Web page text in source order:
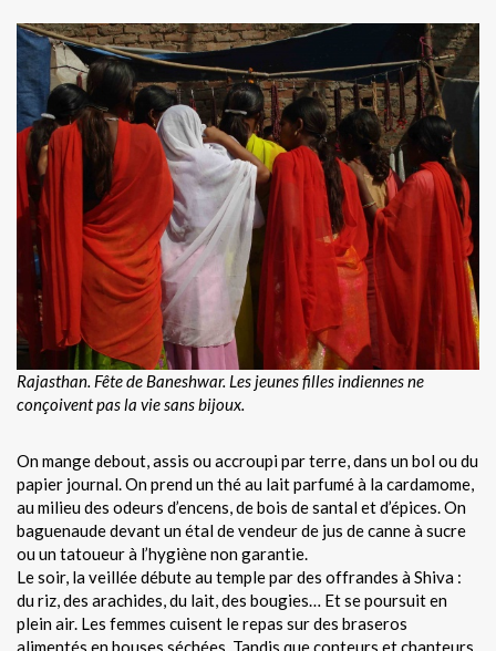
Rajasthan. Fête de Baneshwar. Les jeunes filles indiennes ne
conçoivent pas la vie sans bijoux.
On mange debout, assis ou accroupi par terre, dans un bol ou du
papier journal. On prend un thé au lait parfumé à la cardamome,
au milieu des odeurs d’encens, de bois de santal et d’épices. On
baguenaude devant un étal de vendeur de jus de canne à sucre
ou un tatoueur à l’hygiène non garantie.
Le soir, la veillée débute au temple par des offrandes à Shiva :
du riz, des arachides, du lait, des bougies… Et se poursuit en
plein air. Les femmes cuisent le repas sur des braseros
alimentés en bouses séchées. Tandis que conteurs et chanteurs